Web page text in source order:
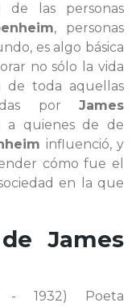
las personas
, personas
es algo básica
no sólo la vida
de toda aquellas
por James
a quienes de de
influenció, y
cómo fue el
en la que
James
- 1932) Poeta